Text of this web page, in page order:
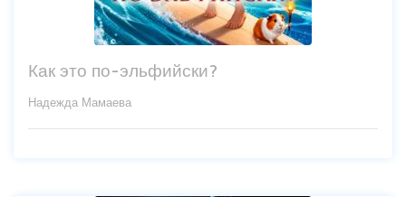
Как это по-эльфийски?
Надежда Мамаева